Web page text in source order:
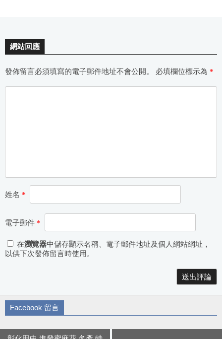
網站回應
發佈留言必須填寫的電子郵件地址不會公開。 必填欄位標示為 *
姓名 *
電子郵件 *
在瀏覽器中儲存顯示名稱、電子郵件地址及個人網站網址，
以供下次發佈留言時使用。
Facebook 留言